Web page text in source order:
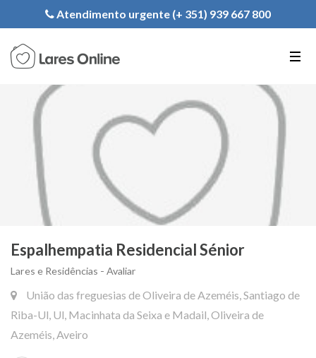
Registe a sua Instituição
Atendimento urgente (+ 351) 939 667 800
Espalhempatia Residencial Sénior
Lares e Residências - Avaliar
União das freguesias de Oliveira de Azeméis, Santiago de
Riba-Ul, Ul, Macinhata da Seixa e Madail, Oliveira de
Azeméis, Aveiro